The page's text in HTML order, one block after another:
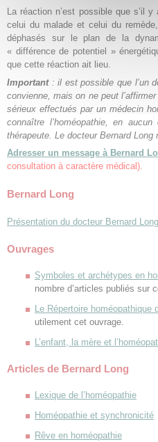
La réaction n’est possible que s’il
celui du malade et celui du
déphasés sur le plan de la
« différence de potentiel »
que cette réaction ait lieu.
Important: il est possible que l’un
convienne, mais on ne peut
sérieux effectués par un médecin
connaître l’homéopathie, en
thérapeute. Le docteur Bernard Long
Adresser un message à Bernard
consultation à caractère médical).
Bernard Long
Présentation du docteur Bernard Long
Ouvrages
Symboles et archétypes en
nombre d’articles publiés sur
Le Répertoire homéopathique
utilement cet ouvrage.
L’enfant, la mère et
Articles de Bernard Long
Lexique de l’homéopathie
Homéopathie et synchronicité
Rêve en homéopathie